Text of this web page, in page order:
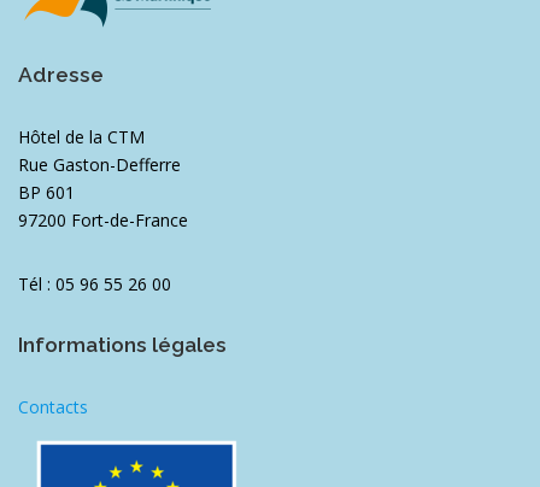
Adresse
Hôtel de la CTM
Rue Gaston-Defferre
BP 601
97200 Fort-de-France
Tél : 05 96 55 26 00
Informations légales
Contacts